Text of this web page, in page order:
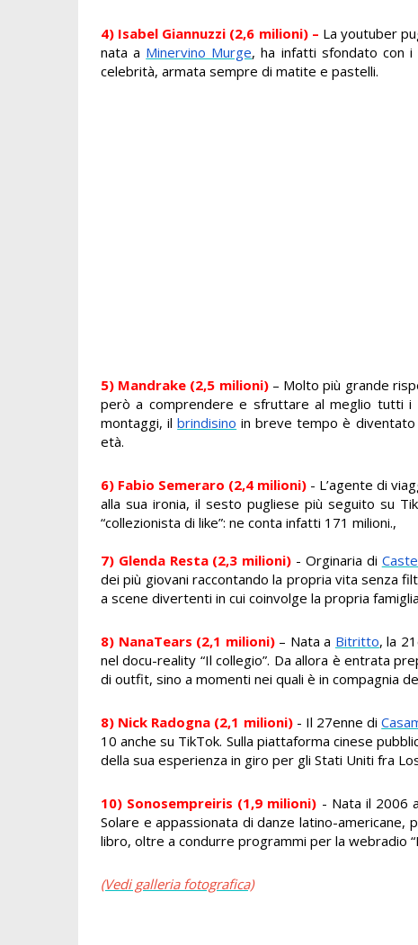
4) Isabel Giannuzzi (2,6 milioni) – La youtuber
nata a Minervino Murge, ha infatti sfondato con
celebrità, armata sempre di matite e pastelli.
5) Mandrake (2,5 milioni)– Molto più grande
però a comprendere e sfruttare al meglio tutti i
montaggi, ilbrindisino in breve tempo è diventato
età.
6) Fabio Semeraro (2,4 milioni) - L’agente di
alla sua ironia, il sesto pugliese più seguito su
“collezionista di like”: ne conta infatti 171 milioni.,
7) Glenda Resta (2,3 milioni) - Orginaria di
dei più giovani raccontando la propria vita senza
a scene divertenti in cui coinvolge la propria
8) NanaTears (2,1 milioni) – Nata a Bitritto, la
nel docu-reality “Il collegio”. Da allora è entrata
di outfit, sino a momenti nei quali è in compagnia
8) Nick Radogna (2,1 milioni)- Il 27enne di
10 anche su TikTok. Sulla piattaforma cinese
della sua esperienza in giro per gli Stati Uniti fra
10) Sonosempreiris (1,9 milioni) - Nata il 2006
Solare e appassionata di danze latino-
libro, oltre a condurre programmi per la webradio
(Vedi galleria fotografica)